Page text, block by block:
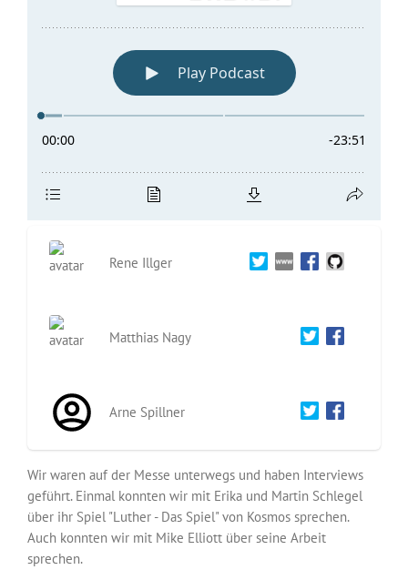
Rene Illger
Matthias Nagy
Arne Spillner
Wir waren auf der Messe unterwegs und haben Interviews
geführt. Einmal konnten wir mit Erika und Martin Schlegel
über ihr Spiel "Luther - Das Spiel" von Kosmos sprechen.
Auch konnten wir mit Mike Elliott über seine Arbeit
sprechen.